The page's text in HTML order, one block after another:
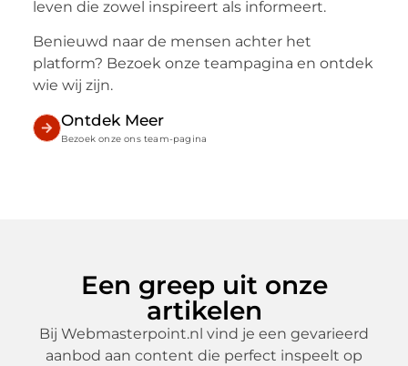
leven die zowel inspireert als informeert.
Benieuwd naar de mensen achter het
platform? Bezoek onze teampagina en ontdek
wie wij zijn.
Ontdek Meer
Bezoek onze ons team-pagina
Een greep uit onze
artikelen
Bij Webmasterpoint.nl vind je een gevarieerd
aanbod aan content die perfect inspeelt op